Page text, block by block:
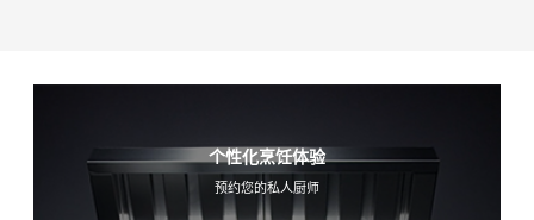
个性化烹饪体验
预约您的私人厨师